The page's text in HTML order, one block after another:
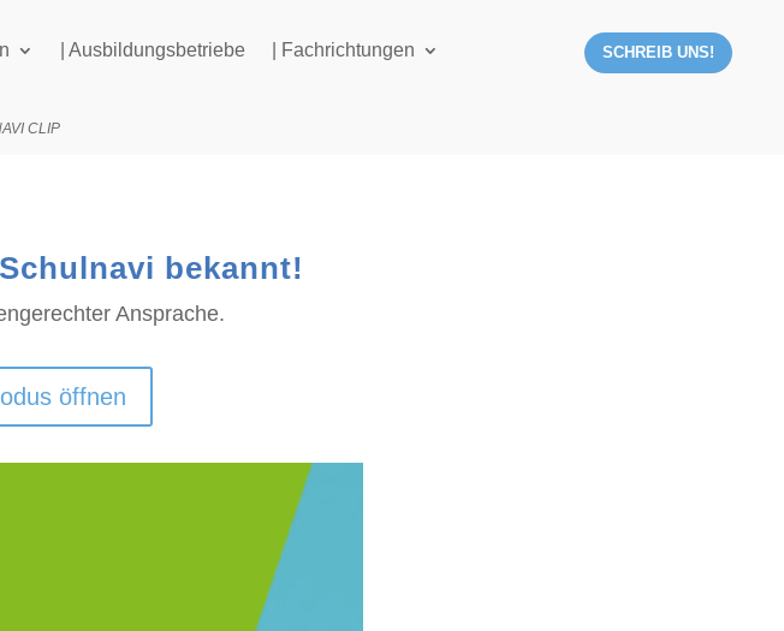
| Ausbildungsbetriebe | Fachrichtungen
CLIP
SCHREIB UNS!
bekannt!
Ansprache.
öffnen